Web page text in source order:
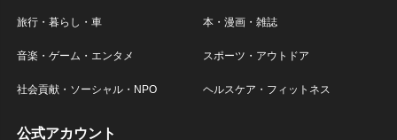
旅行・暮らし・車 本・漫画・雑誌
音楽・ゲーム・エンタメ スポーツ・アウトドア
社会貢献・ソーシャル・NPO ヘルスケア・フィットネス
公式アカウント